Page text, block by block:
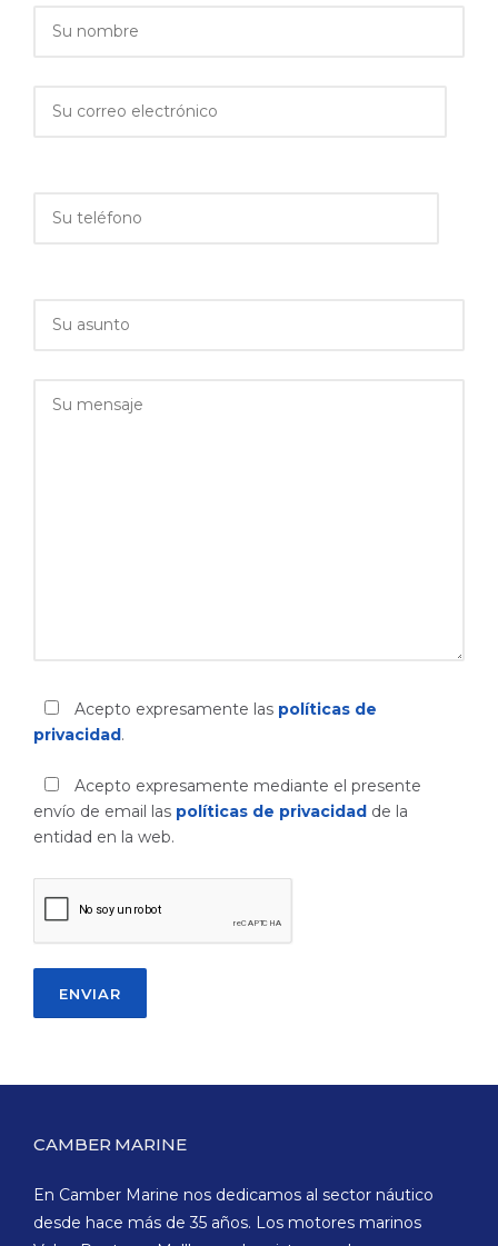
Acepto expresamente las políticas de
privacidad .
Acepto expresamente mediante el presente
envío de email las políticas de privacidad de la
entidad en la web.
CAMBER MARINE
En Camber Marine nos dedicamos al sector náutico
desde hace más de 35 años. Los motores marinos